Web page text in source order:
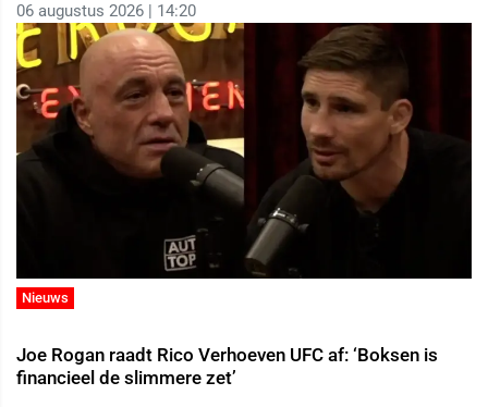
06 augustus 2026 | 14:20
Nieuws
Joe Rogan raadt Rico Verhoeven UFC af: ‘Boksen is
financieel de slimmere zet’